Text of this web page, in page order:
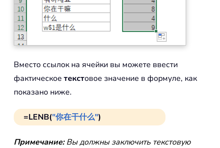
Вместо ссылок на ячейки вы можете ввести
фактическое текстовое значение в формуле, как
показано ниже.
=LENB("你在干什么")
Примечание:Вы должны заключить текстовую